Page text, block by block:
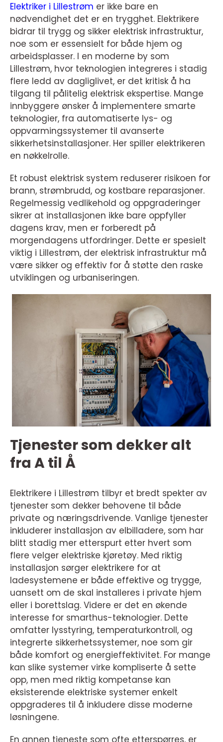
Elektriker i Lillestrøm er ikke bare en
nødvendighet det er en trygghet. Elektrikere
bidrar til trygg og sikker elektrisk infrastruktur,
noe som er essensielt for både hjem og
arbeidsplasser. I en moderne by som
Lillestrøm, hvor teknologien integreres i stadig
flere ledd av dagliglivet, er det kritisk å ha
tilgang til pålitelig elektrisk ekspertise. Mange
innbyggere ønsker å implementere smarte
teknologier, fra automatiserte lys- og
oppvarmingssystemer til avanserte
sikkerhetsinstallasjoner. Her spiller elektrikeren
en nøkkelrolle.
Et robust elektrisk system reduserer risikoen for
brann, strømbrudd, og kostbare reparasjoner.
Regelmessig vedlikehold og oppgraderinger
sikrer at installasjonen ikke bare oppfyller
dagens krav, men er forberedt på
morgendagens utfordringer. Dette er spesielt
viktig i Lillestrøm, der elektrisk infrastruktur må
være sikker og effektiv for å støtte den raske
utviklingen og urbaniseringen.
Tjenester som dekker alt
fra A til Å
Elektrikere i Lillestrøm tilbyr et bredt spekter av
tjenester som dekker behovene til både
private og næringsdrivende. Vanlige tjenester
inkluderer installasjon av elbilladere, som har
blitt stadig mer etterspurt etter hvert som
flere velger elektriske kjøretøy. Med riktig
installasjon sørger elektrikere for at
ladesystemene er både effektive og trygge,
uansett om de skal installeres i private hjem
eller i borettslag. Videre er det en økende
interesse for smarthus-teknologier. Dette
omfatter lysstyring, temperaturkontroll, og
integrerte sikkerhetssystemer, noe som gir
både komfort og energieffektivitet. For mange
kan slike systemer virke kompliserte å sette
opp, men med riktig kompetanse kan
eksisterende elektriske systemer enkelt
oppgraderes til å inkludere disse moderne
løsningene.
En annen tjeneste som ofte etterspørres, er